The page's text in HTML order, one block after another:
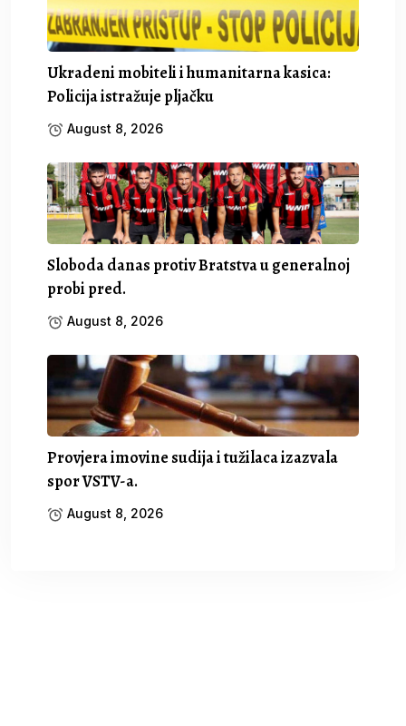
Ukradeni mobiteli i humanitarna kasica:
Policija istražuje pljačku
August 8, 2026
Sloboda danas protiv Bratstva u generalnoj
probi pred.
August 8, 2026
Provjera imovine sudija i tužilaca izazvala
spor VSTV-a.
August 8, 2026